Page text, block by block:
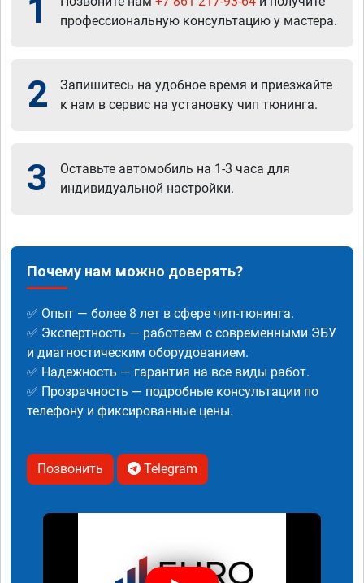
1
профессиональную консультацию у мастера.
2
Запишитесь на удобное время и приезжайте
к нам в сервис на установку чип тюнинга.
3
Оставьте автомобиль на 1-3 часа для
индивидуальной настройки.
Почему нам можно доверять?
✅ Опыт — более 8 лет в сфере чип-тюнинга.
✅ Экспертность — работаем с современными ЭБУ
и диагностическим оборудованием.
✅ Надежность — гарантия на все виды работ.
✅ Прозрачность — подробные консультации по
телефону и фиксированные цены.
Позвонить Telegram